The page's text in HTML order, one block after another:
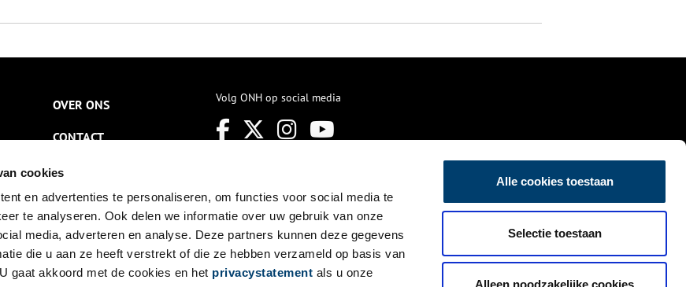
cookies
en advertenties te personaliseren, om functies voor social media te
te analyseren. Ook delen we informatie over uw gebruik van onze
media, adverteren en analyse. Deze partners kunnen deze gegevens
die u aan ze heeft verstrekt of die ze hebben verzameld op basis van
gaat akkoord met de cookies en het privacystatement als u onze
Alle cookies toestaan
Selectie toestaan
Alleen noodzakelijke cookies
OVER ONS
CONTACT
NIEUWSBRIEF
DISCLAIMER
PRIVACY
TOEGANKELIJKHEID
Volg ONH op social media